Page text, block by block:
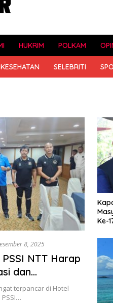
HUKRIM POLKAM
SELEBRITI
8, 2025
NTT Harap
dan
terpancar di Hotel
PSSI…
Ke-